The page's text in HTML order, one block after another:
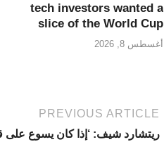
tech investors wanted a
slice of the World Cup
أغسطس 8, 2026
PREVIOUS ARTICLE
ريتشارد شيف: ‘إذا كان يسوع على